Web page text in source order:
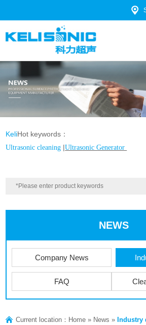
KeliHot keywords：
Ultrasonic cleaning |Ultrasonic Generator
NEWS
Company News
FAQ
Current location： Home » News » Industry